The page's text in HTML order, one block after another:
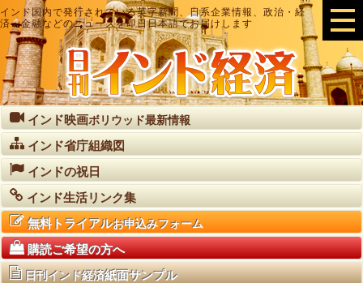
インド国内で発行されている英字新聞、日系企業情報、政治・経
済・金融などのニュースを即日日本語でお届けします
インド映画ボリウッド最新情報
インド省庁組織図
インドの祝日
インド生活リンク集
無料トライアルお申込みフォーム
購読ご希望の方へ
日刊インド経済紙面サンプル